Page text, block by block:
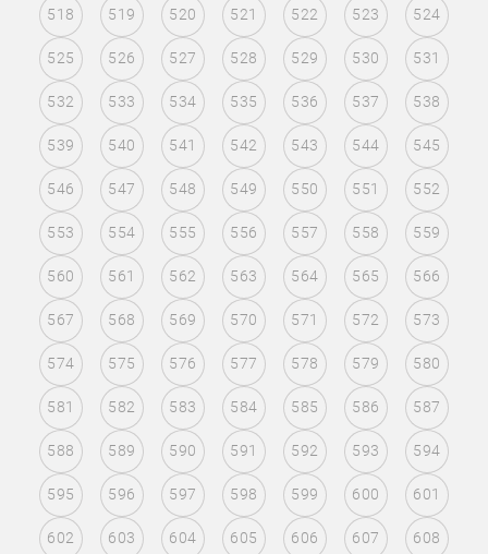
518 519 520 521 522 523 524
525 526 527 528 529 530 531
532 533 534 535 536 537 538
539 540 541 542 543 544 545
546 547 548 549 550 551 552
553 554 555 556 557 558 559
560 561 562 563 564 565 566
567 568 569 570 571 572 573
574 575 576 577 578 579 580
581 582 583 584 585 586 587
588 589 590 591 592 593 594
595 596 597 598 599 600 601
602 603 604 605 606 607 608